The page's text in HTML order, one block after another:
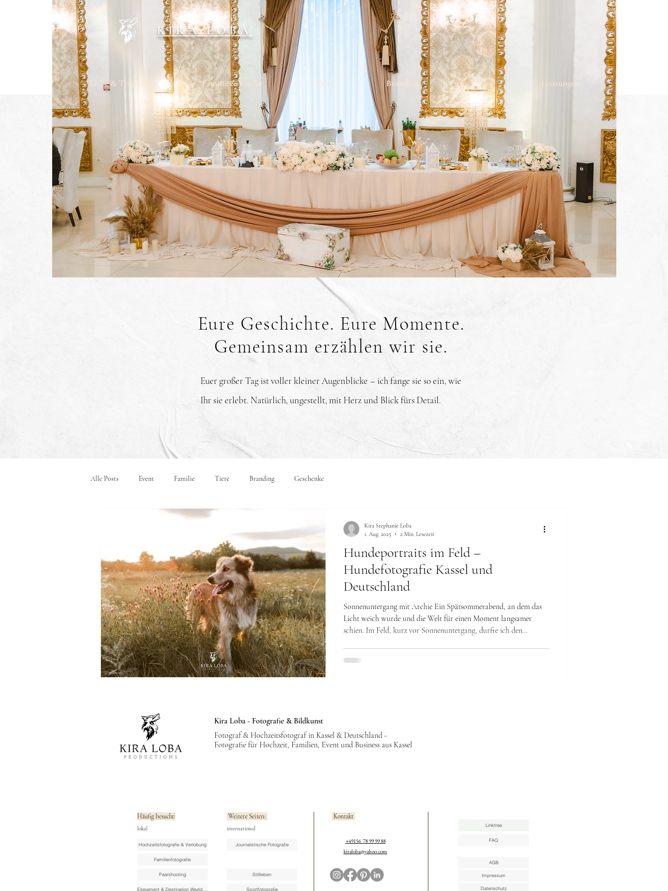
KIRA LOBA
Liebe & Trauung Familie & Kinder Tiere Branding Über Leistungen
Eure Geschichte. Eure Momente.
Gemeinsam erzählen wir sie.
Euer großer Tag ist voller kleiner Augenblicke – ich fange sie so ein, wie
Ihr sie erlebt. Natürlich, ungestellt, mit Herz und Blick fürs Detail.
Alle Posts Event Familie Tiere Branding Geschenke
Hundeportraits im Feld –
Hundefotografie Kassel und
Deutschland
Sonnenuntergang mit Archie Ein Spätsommerabend, an dem das
Licht weich wurde und die Welt für einen Moment langsamer
schien. Im Feld, kurz vor Sonnenuntergang, durfte ich den
Kira Stephanie Loba
1. Aug. 2025
2 Min. Lesezeit
Kira Loba - Fotografie & Bildkunst
Fotograf & Hochzeitsfotograf in Kassel & Deutschland -
Fotografie für Hochzeit, Familien, Event und Business aus Kassel
Häufig besucht:
lokal
Hochzeitsfotografie & Verlobung
Familienfotografie
Paarshooting
Weitere Seiten:
international
Journalistische Fotografie
Stillleben
Sportfotografie
Kontakt
+49156 78 99 99 88
kiraloba@yahoo.com
Linktree
FAQ
Impressum
Datenschutz
AGB